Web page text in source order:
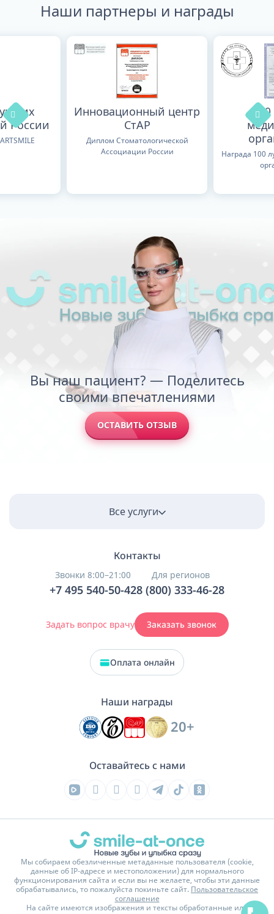
Наши партнеры и награды
России
Инновационный центр
СтАР
Диплом Стоматологической
Ассоциации России
Награда 100
Вы наш пациент? — Поделитесь
своими впечатлениями
ОСТАВИТЬ ОТЗЫВ
Все услуги
Контакты
Звонки 8:00–21:00
+7 495 540-50-42
Для регионов
8 (800) 333-46-28
Задать вопрос врачу Заказать звонок
Оплата онлайн
Наши награды
20+
Оставайтесь с нами
Мы собираем обезличенные метаданные пользователя (cookie,
данные об IP-адресе и местоположении) для нормального
функционирования сайта и если вы не желаете, чтобы эти данные
обрабатывались, то пожалуйста покиньте сайт. Пользовательское
соглашение
На сайте имеются изображения и тексты обработанные или